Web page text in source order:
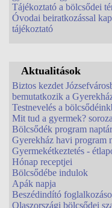
Tájékoztató a bölcsődei
Óvodai beiratkozással
tájékoztató
Aktualitások
Biztos kezdet
bemutatkozik a
Testnevelés a
Mit tud a gyermek?
Bölcsődék program
Gyerekház havi program
Gyermekétkeztetés -
Hónap receptjei
Bölcsődébe indulok
Apák napja
Beszédindító
Olaszországi bölcsődei